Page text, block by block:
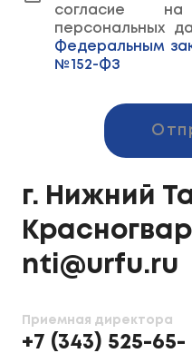
г. Нижний
nti@urfu.ru
Приемная директора
+7 (343) 525-65-
согласие
персональных
Федеральным
№152-ФЗ